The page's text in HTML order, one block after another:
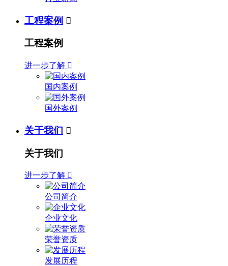
工程案例 
工程案例
进一步了解 
国内案例
国外案例
关于我们 
关于我们
进一步了解 
公司简介
企业文化
荣誉资质
发展历程